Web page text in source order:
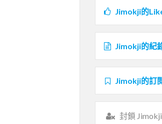
Jimokji的
Jimokji的紀
Jimokji的訂
封鎖 Jimokji